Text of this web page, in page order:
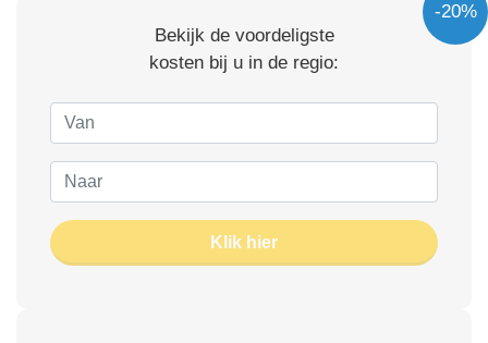
-20%
Bekijk de voordeligste
kosten bij u in de regio:
Klik hier